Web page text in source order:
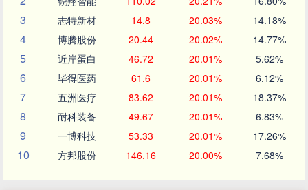
3 志特新材 14.8 20.03% 14.18%
4 博腾股份 20.44 20.02% 14.77%
5 近岸蛋白 46.72 20.01% 5.62%
6 毕得医药 61.6 20.01% 6.12%
7 五洲医疗 83.62 20.01% 18.37%
8 耐科装备 49.67 20.01% 6.83%
9 一博科技 53.33 20.01% 17.26%
10 方邦股份 146.16 20.00% 7.68%